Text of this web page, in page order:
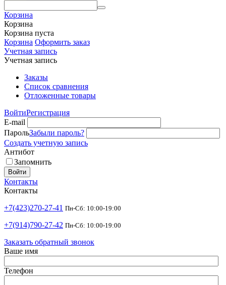
Корзина
Корзина
Корзина пуста
Корзина Оформить заказ
Учетная запись
Учетная запись
Заказы
Список сравнения
Отложенные товары
ВойтиРегистрация
E-mail
ПарольЗабыли пароль?
Создать учетную запись
Антибот
Запомнить
Войти
Контакты
Контакты
+7(423)270-27-41 Пн-Сб: 10:00-19:00
+7(914)790-27-42 Пн-Сб: 10:00-19:00
Заказать обратный звонок
Ваше имя
Телефон